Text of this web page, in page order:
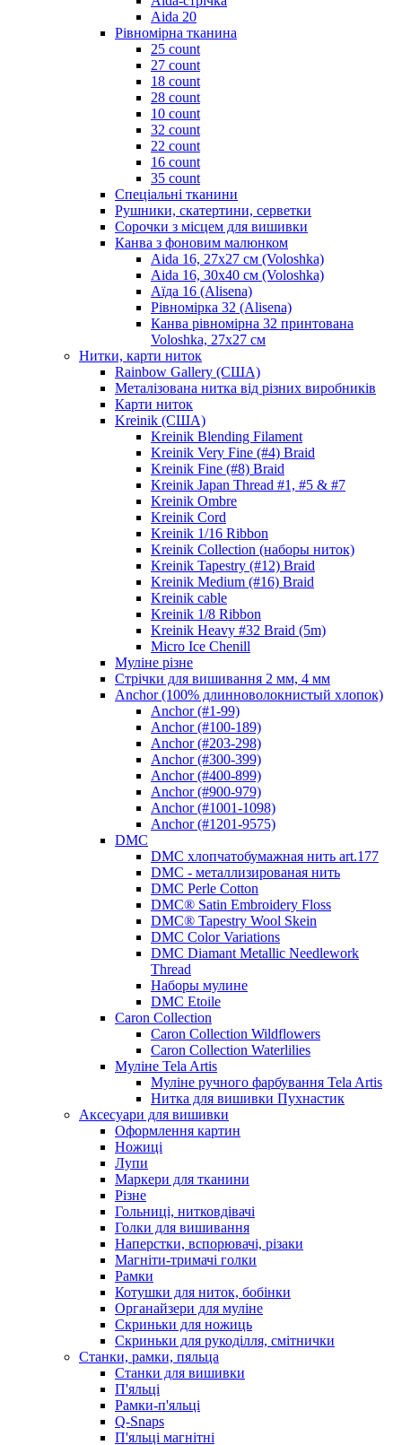
Aida 20
Рівномірна тканина
25 count
27 count
18 count
28 count
10 count
32 count
22 count
16 count
35 count
Спеціальні тканини
Рушники, скатертини, серветки
Сорочки з місцем для вишивки
Канва з фоновим малюнком
Aida 16, 27х27 см (Voloshka)
Aida 16, 30х40 см (Voloshka)
Аїда 16 (Alisena)
Рівномірка 32 (Alisena)
Канва рівномірна 32 принтована
Voloshka, 27х27 см
Нитки, карти ниток
Rainbow Gallery (США)
Металізована нитка від різних виробників
Карти ниток
Kreinik (США)
Kreinik Blending Filament
Kreinik Very Fine (#4) Braid
Kreinik Fine (#8) Braid
Kreinik Japan Thread #1, #5 & #7
Kreinik Ombre
Kreinik Cord
Kreinik 1/16 Ribbon
Kreinik Collection (наборы ниток)
Kreinik Tapestry (#12) Braid
Kreinik Medium (#16) Braid
Kreinik cable
Kreinik 1/8 Ribbon
Kreinik Heavy #32 Braid (5m)
Micro Ice Chenill
Муліне різне
Стрічки для вишивання 2 мм, 4 мм
Anchor (100% длинноволокнистый хлопок)
Anchor (#1-99)
Anchor (#100-189)
Anchor (#203-298)
Anchor (#300-399)
Anchor (#400-899)
Anchor (#900-979)
Anchor (#1001-1098)
Anchor (#1201-9575)
DMC
DMC хлопчатобумажная нить art.177
DMC - металлизированая нить
DMC Perle Cotton
DMC® Satin Embroidery Floss
DMC® Tapestry Wool Skein
DMC Color Variations
DMC Diamant Metallic Needlework
Thread
Наборы мулине
DMC Etoile
Caron Collection
Caron Collection Wildflowers
Caron Collection Waterlilies
Муліне Tela Artis
Муліне ручного фарбування Tela Artis
Нитка для вишивки Пухнастик
Аксесуари для вишивки
Оформлення картин
Ножиці
Лупи
Маркери для тканини
Різне
Гольниці, нитковдівачі
Голки для вишивання
Наперстки, вспорювачі, різаки
Магніти-тримачі голки
Рамки
Котушки для ниток, бобінки
Органайзери для муліне
Скриньки для ножиць
Скриньки для рукоділля, смітнички
Станки, рамки, пяльца
Станки для вишивки
П'яльці
Рамки-п'яльці
Q-Snaps
П'яльці магнітні